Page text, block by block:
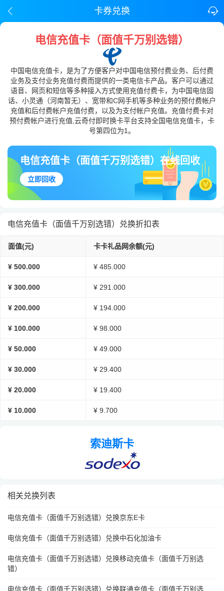
卡券兑换
电信充值卡（面值千万别选错）
中国电信充值卡，是为了方便客户对中国电信预付费业务、后付费
业务及支付业务充值付费而提供的一类电信卡产品。客户可以通过
语音、网页和短信等多种接入方式使用充值付费卡，为中国电信固
话、小灵通（河南暂无）、宽带和C网手机等多种业务的预付费帐户
充值和后付费帐户充值付费，以及为支付帐户充值。充值付费卡对
预付费帐户进行充值,云奇付即时换卡平台支持全国电信充值卡，卡
号第四位为1。
电信充值卡（面值千万别选错）在线回收
立即回收
电信充值卡（面值千万别选错）兑换折扣表
面值(元) 卡卡礼品网余额(元)
¥ 500.000 ¥ 485.000
¥ 300.000 ¥ 291.000
¥ 200.000 ¥ 194.000
¥ 100.000 ¥ 98.000
¥ 50.000 ¥ 49.000
¥ 30.000 ¥ 29.400
¥ 20.000 ¥ 19.400
¥ 10.000 ¥ 9.700
索迪斯卡
相关兑换列表
电信充值卡（面值千万别选错）兑换京东E卡
电信充值卡（面值千万别选错）兑换中石化加油卡
电信充值卡（面值千万别选错）兑换移动充值卡（面值千万别选
错）
电信充值卡（面值千万别选错）兑换联通充值卡（面值千万别选